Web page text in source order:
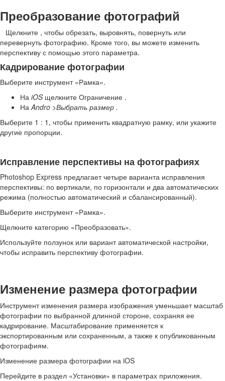
Преобразование фотографий
Щелкните , чтобы обрезать, выровнять, повернуть или
перевернуть фотографию. Кроме того, вы можете изменить
перспективу с помощью этого параметра.
Кадрирование фотографии
Выберите инструмент «Рамка».
На iOSщелкните Ограничение .
НаAndro >Выбрать размер .
Выберите 1 : 1, чтобы применить квадратную рамку, или укажите
другие пропорции.
Исправление перспективы на фотографиях
Photoshop Express предлагает четыре варианта исправления
перспективы: по вертикали, по горизонтали и два автоматических
режима (полностью автоматический и сбалансированный).
Выберите инструмент «Рамка».
Щелкните категорию «Преобразовать».
Используйте ползунок или вариант автоматической настройки,
чтобы исправить перспективу фотографии.
Изменение размера фотографии
Инструмент изменения размера изображения уменьшает масштаб
фотографии по выбранной длинной стороне, сохраняя ее
кадрирование. Масштабирование применяется к
экспортированным или сохраненным, а также к опубликованным
фотографиям.
Изменение размера фотографии на iOS
Перейдите в раздел «Установки» в параметрах приложения.